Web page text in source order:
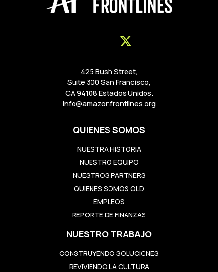
425 Bush Street,
Suite 300 San Francisco,
CA 94108 Estados Unidos.
info@amazonfrontlines.org
QUIENES SOMOS
NUESTRA HISTORIA
NUESTRO EQUIPO
NUESTROS PARTNERS
QUIENES SOMOS OLD
EMPLEOS
REPORTE DE FINANZAS
NUESTRO TRABAJO
CONSTRUYENDO SOLUCIONES
REVIVIENDO LA CULTURA